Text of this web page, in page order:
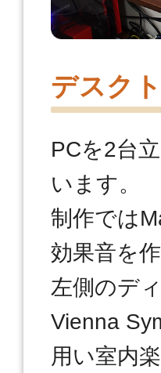
デスク
PCを2台
います。
制作では
効果音を作
左側のデ
Vienna
用い室内